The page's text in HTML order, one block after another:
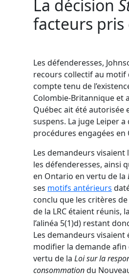
La décision
facteurs
Les défenderesses,
recours collectif au motif
compte tenu de
Colombie-Britannique et
Québec ait été autorisée
suspens. La juge Leiper
procédures engagées
Les demandeurs
les défenderesses, ainsi
en Ontario en vertu de la
ses motifs antérieurs
conclu que les critères
de la LRC étaient réunis,
l’alinéa 5(1)d) restant
Les demandeurs
modifier la demande afin
vertu de la Loi sur la
consommationdu